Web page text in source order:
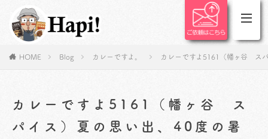
HOME Blog カレーですよ。 カレーですよ5161（幡ヶ谷 ス
カレーですよ5161（幡ヶ谷 ス
パイス）夏の思い出、40度の暑